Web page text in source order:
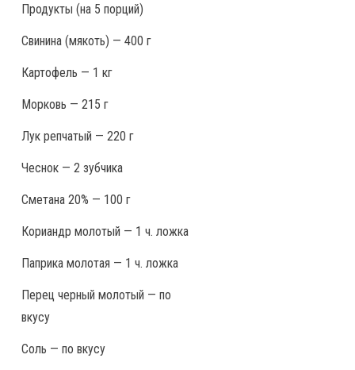
Продукты (на 5 порций)
Свинина (мякоть) — 400 г
Картофель — 1 кг
Морковь — 215 г
Лук репчатый — 220 г
Чеснок — 2 зубчика
Сметана 20% — 100 г
Кориандр молотый — 1 ч. ложка
Паприка молотая — 1 ч. ложка
Перец черный молотый — по
вкусу
Соль — по вкусу